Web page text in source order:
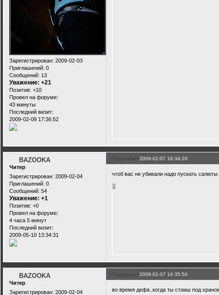
Зарегистрирован: 2009-02-03
Приглашений: 0
Сообщений: 13
Уважение: +21
Позитив: +10
Провел на форуме:
43 минуты
Последний визит:
2009-02-09 17:36:52
Поделиться2009-02-07 16:34:20
BAZOOKA
Читер
Зарегистрирован: 2009-02-04
Приглашений: 0
Сообщений: 54
Уважение: +1
Позитив: +0
Провел на форуме:
4 часа 5 минут
Последний визит:
2009-05-10 13:34:31
чтоб вас не убивали надо пускать салюты
0
Поделиться2009-02-07 16:35:50
BAZOOKA
Читер
Зарегистрирован: 2009-02-04
во время дефа ,когда ты стоиш под